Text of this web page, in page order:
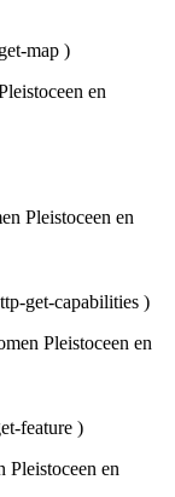
map )
en
Pleistoceen en
get-capabilities )
Pleistoceen en
feature )
en